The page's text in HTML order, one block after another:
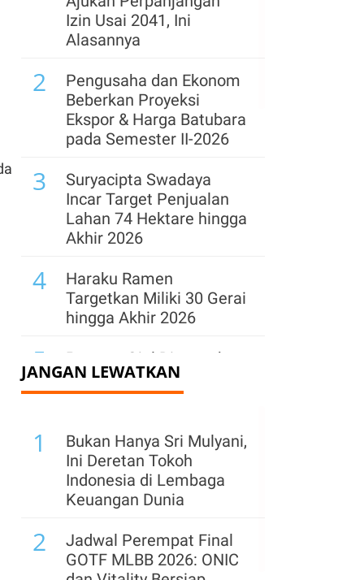
Izin Usai 2041, Ini
Alasannya
2
Pengusaha dan Ekonom
Beberkan Proyeksi
Ekspor & Harga Batubara
pada Semester II-2026
3
Suryacipta Swadaya
Incar Target Penjualan
Lahan 74 Hektare hingga
Akhir 2026
4
Haraku Ramen
Targetkan Miliki 30 Gerai
hingga Akhir 2026
5
Perpres Ojol Ditargetkan
Terbit Sebelum 17
Agustus 2026, Ini
6
Target Transaksi
Indonesia Shopping
Festival Rp 38 Triliun,
CELIOS: Terlalu Ambisius
7
RKAB PT Timah 2026 di
Belitung Habis, Perpres
JANGAN LEWATKAN
1
Bukan Hanya Sri Mulyani,
Ini Deretan Tokoh
Indonesia di Lembaga
Keuangan Dunia
2
Jadwal Perempat Final
GOTF MLBB 2026: ONIC